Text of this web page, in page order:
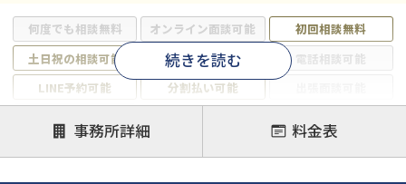
何度でも相談無料 オンライン面談可能
初回相談無料
土日祝の相談可能
19時以降電話可能
電話相談可能
LINE予約可能
分割払い可能
続きを読む
事務所詳細 料金表